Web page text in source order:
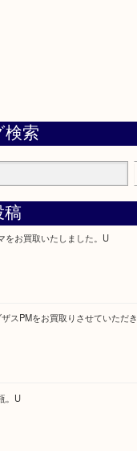
精華台店に来てよ
しておりますので
！！